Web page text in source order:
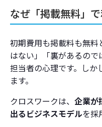
なぜ「掲載無料」
初期費用も掲載料も無
はない」「裏があるの
担当者の心理です。しか
ます。
クロスワークは、 企業が
出るビジネスモデルを採